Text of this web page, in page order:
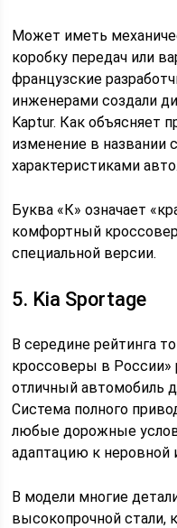
Может иметь
коробку передач или
французские
инженерами создали
Kaptur. Как объясняет
изменение в названии
характеристиками авто.
Буква «К» означает
комфортный
специальной версии.
5. Kia Sportage
В середине рейтинга
кроссоверы в России»
отличный автомобиль
Система полного
любые дорожные
адаптацию к неровной
В модели многие
высокопрочной стали,